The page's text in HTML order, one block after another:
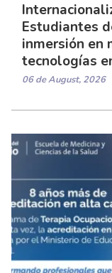
Estudiantes
inmersión en
tecnologías
06 de August, 2026